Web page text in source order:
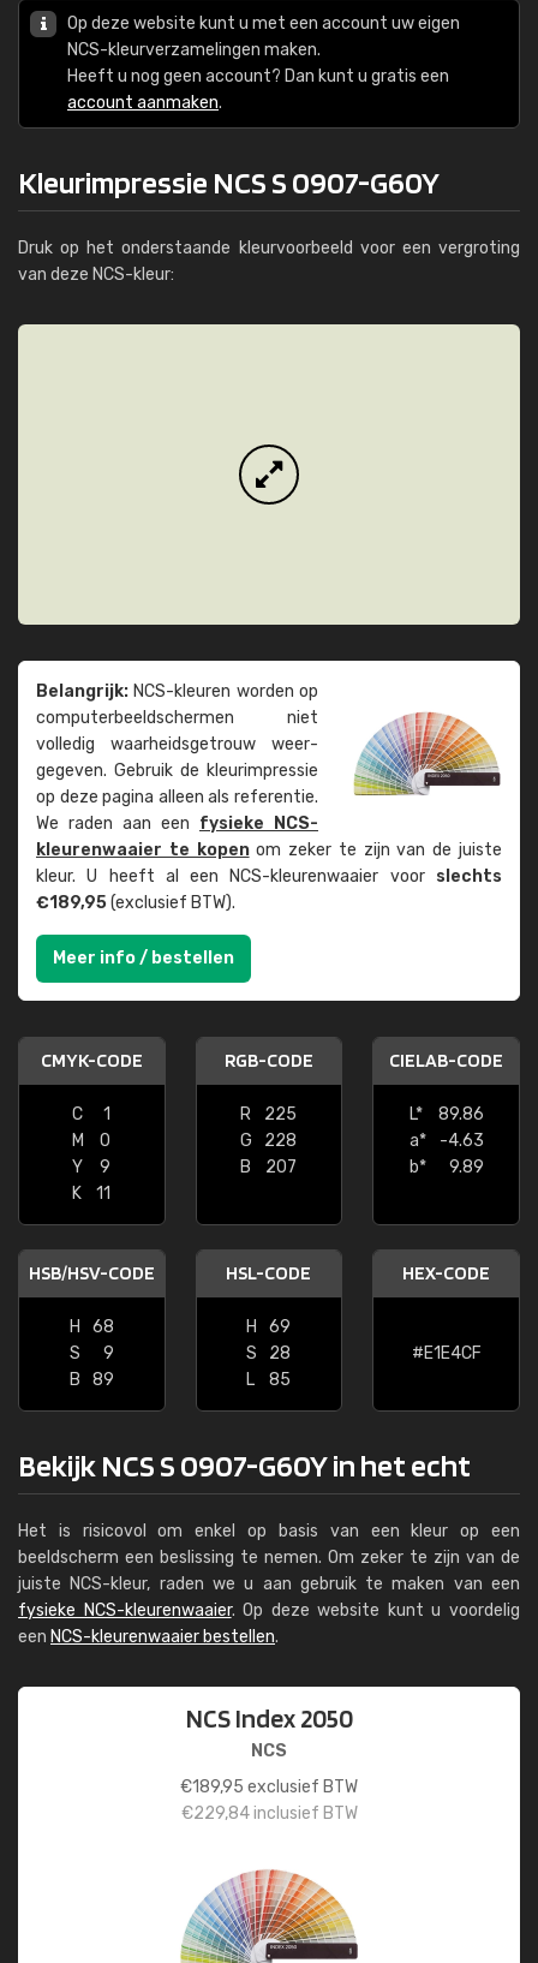
Op deze website kunt u met een account uw eigen
NCS-kleurverzamelingen maken.
Heeft u nog geen account? Dan kunt u gratis een
account aanmaken.
Kleurimpressie NCS S 0907-G60Y
Druk op het onderstaande kleurvoorbeeld voor een vergroting
van deze NCS-kleur:
Belangrijk: NCS-kleuren worden op
computer­beeld­schermen niet
volledig waarheids­­getrouw weer­
gegeven. Gebruik de kleur­impressie
op deze pagina alleen als referentie.
We raden aan een fysieke NCS-
kleuren­waaier te kopenom zeker te zijn van de juiste
kleur. U heeft al een NCS-kleuren­waaier voor slechts
€189,95(exclusief BTW).
Meer info / bestellen
CMYK-CODE
C
1
M
0
Y
9
K
11
RGB-CODE
R
225
G
228
B
207
CIELAB-CODE
L*
89.86
a*
-4.63
b*
9.89
HSB/HSV-CODE
H
68
S
9
B
89
HSL-CODE
H
69
S
28
L
85
HEX-CODE
#E1E4CF
Bekijk NCS S 0907-G60Y in het echt
Het is risicovol om enkel op basis van een kleur op een
beeldscherm een beslissing te nemen. Om zeker te zijn van de
juiste NCS-kleur, raden we u aan gebruik te maken van een
fysieke NCS-kleurenwaaier. Op deze website kunt u voordelig
een NCS-kleurenwaaier bestellen.
NCS Index 2050
NCS
€189,95 exclusief BTW
€229,84inclusief BTW